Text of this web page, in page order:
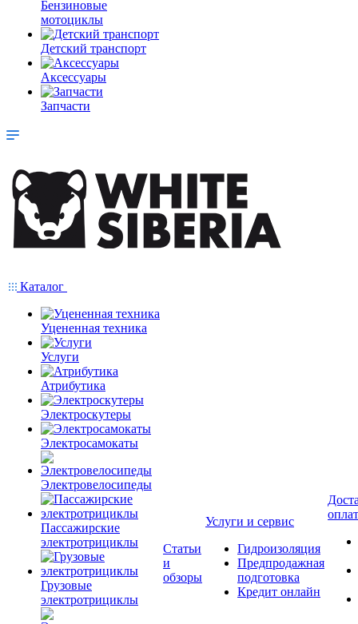
Бензиновые
мотоциклы
Детский транспорт
Аксессуары
Запчасти
Каталог
Уцененная техника
Услуги
Атрибутика
Электроскутеры
Электросамокаты
Электровелосипеды
Пассажирские
электротрициклы
Грузовые
электротрициклы
Статьи
и
обзоры
Услуги и сервис
Гидроизоляция
Предпродажная
подготовка
Кредит онлайн